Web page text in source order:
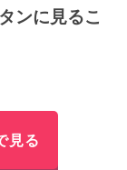
ンに見るこ
見る